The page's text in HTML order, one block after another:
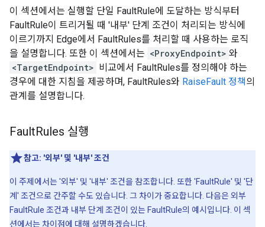
이 섹션에서는 실행할 단일 FaultRule에 도달하는 방식부터
FaultRule이 트리거될 때 '내부' 단계 조건이 처리되는 방식에
이르기까지 Edge에서 FaultRules를 처리할 때 사용하는 로직
을 설명합니다. 또한 이 섹션에서는 <ProxyEndpoint> 와
<TargetEndpoint> 비교에서 FaultRules를 정의해야 하는
경우에 대한 지침을 제공하며, FaultRules와 RaiseFault 정책 의
관계를 설명합니다.
FaultRules 실행
참고: '외부' 및 '내부' 조건
이 주제에서는 '외부' 및 '내부' 조건을 참조합니다. 또한 'FaultRule' 및 '단
계' 조건으로 간주할 수도 있습니다. 그 차이가 중요합니다. 다음은 외부
FaultRule 조건과 내부 단계 조건이 있는 FaultRule의 예시입니다. 이 섹
션에서는 차이점에 대해 설명하겠습니다.